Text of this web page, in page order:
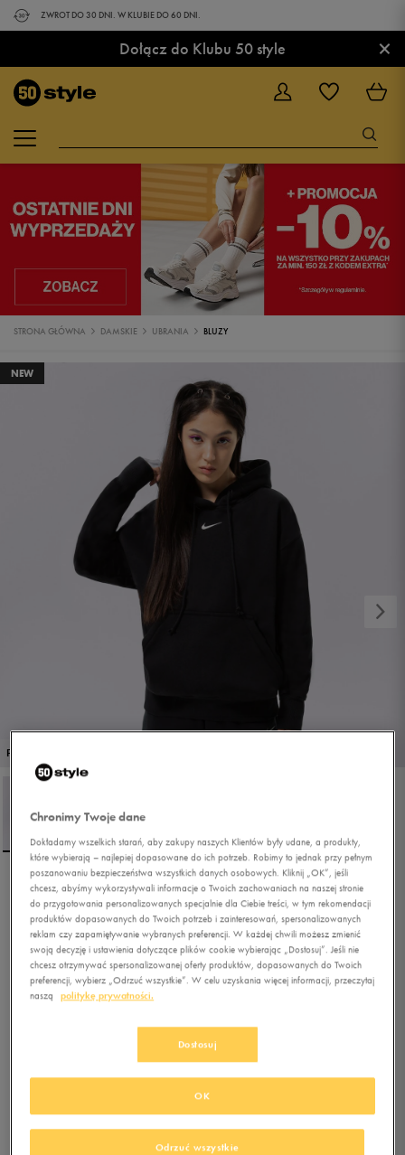
ZWROT DO 30 DNI. W KLUBIE DO 60 DNI.
Dołącz do Klubu 50 style ×
STRONA GŁÓWNA DAMSKIE UBRANIA BLUZY
NEW
PROMO: DO -30%
NIKE BLUZA Z KAPTUREM
W NSW PHNX FLC OS
5.0 (6)
259,99zł -10%(najniższa cena z 30 dni przed obniżką)
233,99złz Vat
KLUBIE 50 STYLE
Chronimy Twoje dane
Dokładamy wszelkich starań, aby zakupy naszych Klientów były udane, a produkty,
które wybierają – najlepiej dopasowane do ich potrzeb. Robimy to jednak przy pełnym
poszanowaniu bezpieczeństwa wszystkich danych osobowych. Kliknij „OK”, jeśli
chcesz, abyśmy wykorzystywali informacje o Twoich zachowaniach na naszej stronie
do przygotowania personalizowanych specjalnie dla Ciebie treści, w tym rekomendacji
produktów dopasowanych do Twoich potrzeb i zainteresowań, spersonalizowanych
reklam czy zapamiętywanie wybranych preferencji. W każdej chwili możesz zmienić
swoją decyzję i ustawienia dotyczące plików cookie wybierając „Dostosuj”. Jeśli nie
chcesz otrzymywać spersonalizowanej oferty produktów, dopasowanych do Twoich
preferencji, wybierz „Odrzuć wszystkie”. W celu uzyskania więcej informacji, przeczytaj
naszą
politykę prywatności.
Dostosuj
Odrzuć wszystkie
OK